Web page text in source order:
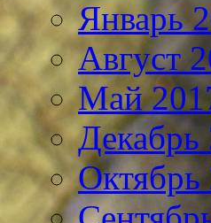
Январь
Август
Май
Декабрь
Октябрь